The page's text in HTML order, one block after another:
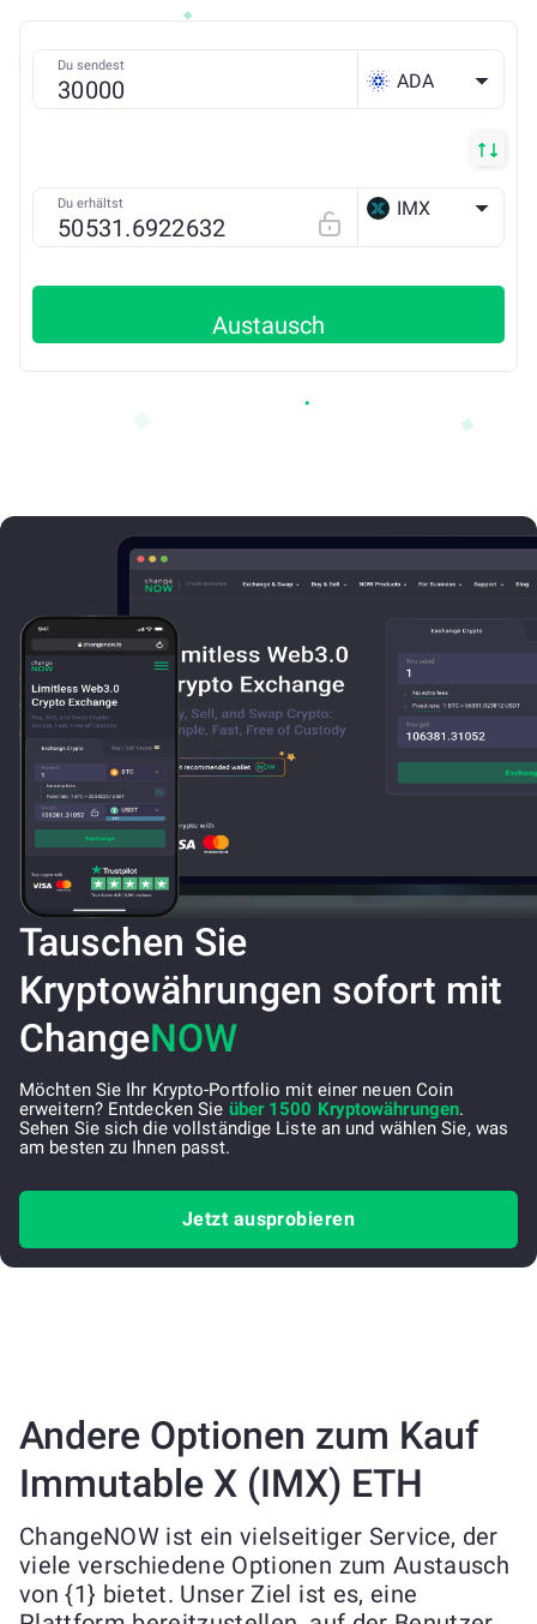
Du sendest
ADA
Du erhältst IMX
Austausch
Tauschen Sie
Kryptowährungen sofort mit
ChangeNOW
Möchten Sie Ihr Krypto-Portfolio mit einer neuen Coin
erweitern? Entdecken Sie über 1500 Kryptowährungen.
Sehen Sie sich die vollständige Liste an und wählen Sie, was
am besten zu Ihnen passt.
Jetzt ausprobieren
Andere Optionen zum Kauf
Immutable X (IMX) ETH
ChangeNOW ist ein vielseitiger Service, der
viele verschiedene Optionen zum Austausch
von {1} bietet. Unser Ziel ist es, eine